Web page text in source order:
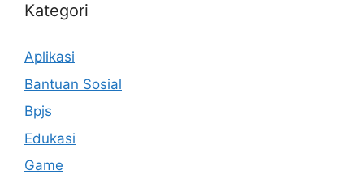
Kategori
Aplikasi
Bantuan Sosial
Bpjs
Edukasi
Game